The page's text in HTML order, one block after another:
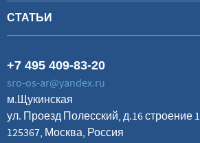
СТАТЬИ
+7 495 409-83-20
sro-os-ar@yandex.ru
м.Щукинская
ул. Проезд Полесский, д.16 строение 1
125367, Москва, Россия